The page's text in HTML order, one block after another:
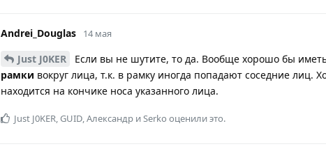
Andrei_Douglas 14 мая
Just J0KER Если вы не шутите, то да. Вообще хорошо бы
рамки вокруг лица, т.к. в рамку иногда попадают соседние лиц.
находится на кончике носа указанного лица.
Just J0KER,GUID,Александр иSerko оценили это.